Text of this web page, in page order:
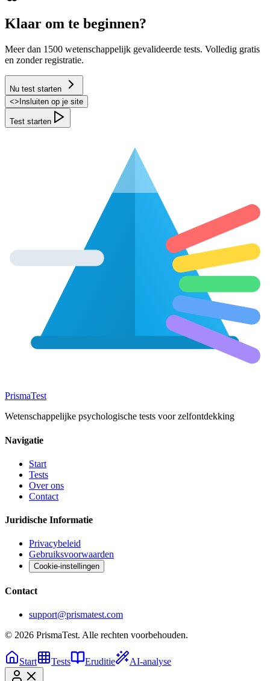
Klaar om te beginnen?
Meer dan 1500 wetenschappelijk gevalideerde tests. Volledig gratis
en zonder registratie.
Nu test starten
<> Insluiten op je site
Test starten
PrismaTest
Wetenschappelijke psychologische tests voor zelfontdekking
Navigatie
Start
Tests
Over ons
Contact
Juridische Informatie
Privacybeleid
Gebruiksvoorwaarden
Cookie-instellingen
Contact
support@prismatest.com
© 2026 PrismaTest. Alle rechten voorbehouden.
Start Tests Eruditie AI-analyse